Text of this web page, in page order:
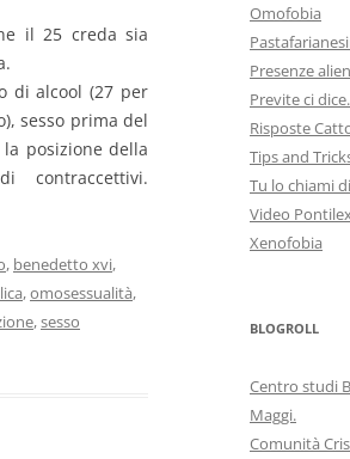
il 25 creda sia
di alcool (27 per
sesso prima del
posizione della
contraccettivi.
, benedetto xvi,
,omosessualità,
,sesso
Omofobia
Presenze
Previte ci
Risposte
Tips and
Tu lo chiami
Video
Xenofobia
BLOGROLL
Centro studi
Maggi.
Comunità